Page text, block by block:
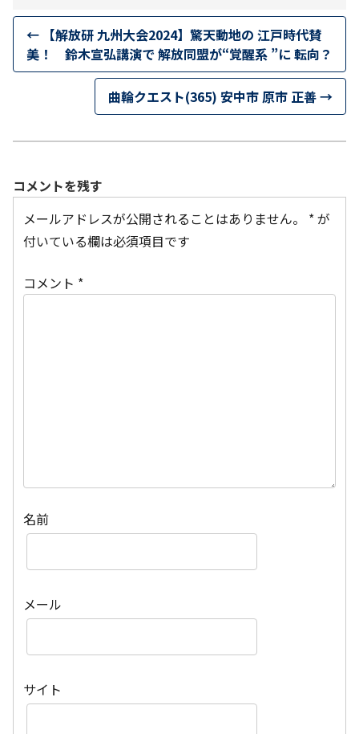
← 【解放研 九州大会2024】驚天動地の 江戸時代賛
美！ 鈴木宣弘講演で 解放同盟が“覚醒系 ”に 転向？
曲輪クエスト(365) 安中市 原市 正善→
コメントを残す
メールアドレスが公開されることはありません。
*が
付いている欄は必須項目です
コメント *
名前
メール
サイト